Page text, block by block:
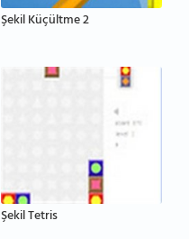
Şekil Küçültme 2
Şekil Tetris